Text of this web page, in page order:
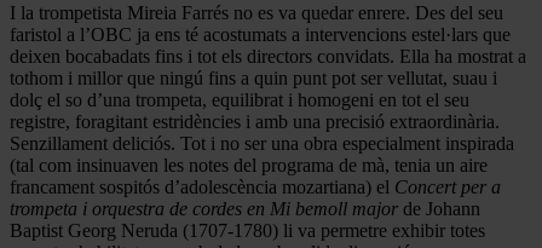
I la trompetista Mireia Farrés no es va quedar enrere. Des del seu
faristol a l’OBC ja ens té acostumats a intervencions estel·lars que
deixen bocabadats fins i tot els directors convidats. Ella ha mostrat a
tothom i millor que ningú fins a quin punt pot ser vellutat, suau i
dolç el so d’una trompeta, equilibrat i homogeni en tot el seu
registre, foragitant estridències i amb una precisió extraordinària.
Senzillament deliciós. Tot i no ser una obra especialment inspirada
(tal com insinuaven les notes del programa de mà, tenia un aire
francament sospitós d’adolescència mozartiana) el Concert per a
trompeta i orquestra de cordes en Mi bemoll major de Johann
Baptist Georg Neruda (1707-1780) li va permetre exhibir totes